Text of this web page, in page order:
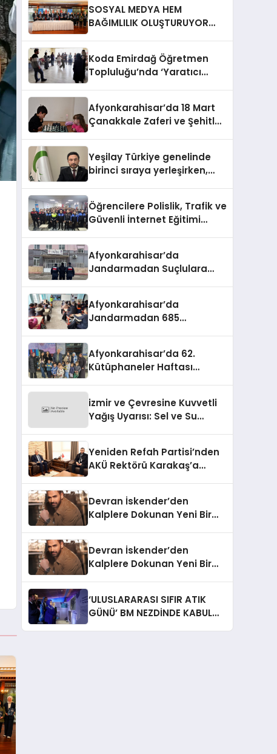
SOSYAL MEDYA HEM
BAĞIMLILIK OLUŞTURUYOR
Koda Emirdağ Öğretmen
Topluluğu’nda ‘Yaratıcı
Afyonkarahisar’da 18 Mart
Çanakkale Zaferi ve Şehitleri
Yeşilay Türkiye genelinde
birinci sıraya yerleşirken,
Öğrencilere Polislik, Trafik ve
Güvenli İnternet Eğitimi
Afyonkarahisar’da
Jandarmadan Suçlulara
Afyonkarahisar’da
Jandarmadan 685
Afyonkarahisar’da 62.
Kütüphaneler Haftası
izmir ve Çevresine Kuvvetli
Yağış Uyarısı: Sel ve Su
Yeniden Refah Partisi’nden
AKÜ Rektörü Karakaş’a
Devran İskender’den
Kalplere Dokunan Yeni Bir
Devran İskender’den
Kalplere Dokunan Yeni Bir
‘ULUSLARARASI SIFIR ATIK
GÜNÜ’ BM NEZDİNDE KABUL